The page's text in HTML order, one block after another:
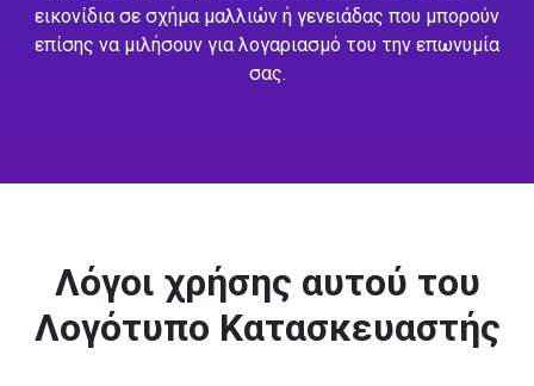
εικονίδια σε σχήμα μαλλιών ή γενειάδας που μπορούν
επίσης να μιλήσουν για λογαριασμό του την επωνυμία
σας.
Λόγοι χρήσης αυτού του
Λογότυπο Κατασκευαστής